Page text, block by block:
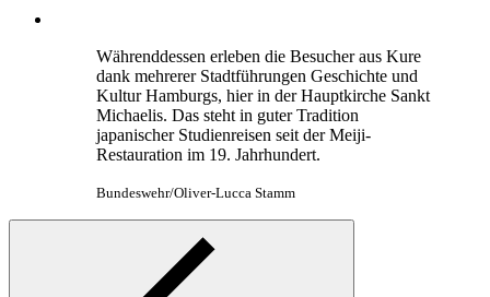
im Herzen Hamburgs an der Überseebrücke,
präsentieren sich die japanischen Kriegsschiffe
von ihrer besten Seite. Über alle Toppen und
Relings haben sie Lichterketten ausgebracht.